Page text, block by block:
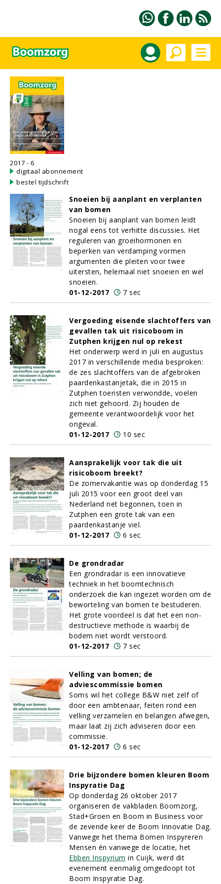
2017 - 6
digitaal abonnement
bestel tijdschrift
Snoeien bij aanplant en verplanten
van bomen
Snoeien bij aanplant van bomen leidt
nogal eens tot verhitte discussies. Het
reguleren van groeihormonen en
beperken van verdamping vormen
argumenten die pleiten voor twee
uitersten, helemaal niet snoeien en wel
snoeien.
01-12-2017
7 sec
Vergoeding eisende slachtoffers van
gevallen tak uit risicoboom in
Zutphen krijgen nul op rekest
Het onderwerp werd in juli en augustus
2017 in verschillende media besproken:
de zes slachtoffers van de afgebroken
paardenkastanjetak, die in 2015 in
Zutphen toeristen verwondde, voelen
zich niet gehoord. Zij houden de
gemeente verantwoordelijk voor het
ongeval.
01-12-2017
10 sec
Aansprakelijk voor tak die uit
risicoboom breekt?
De zomervakantie was op donderdag 15
juli 2015 voor een groot deel van
Nederland net begonnen, toen in
Zutphen een grote tak van een
paardenkastanje viel.
01-12-2017
6 sec
De grondradar
Een grondradar is een innovatieve
techniek in het boomtechnisch
onderzoek die kan ingezet worden om de
beworteling van bomen te bestuderen.
Het grote voordeel is dat het een non-
destructieve methode is waarbij de
bodem niet wordt verstoord.
01-12-2017
7 sec
Velling van bomen; de
adviescommissie bomen
Soms wil het college B&W niet zelf of
door een ambtenaar, feiten rond een
velling verzamelen en belangen afwegen,
maar laat zij zich adviseren door een
commissie.
01-12-2017
6 sec
Drie bijzondere bomen kleuren Boom
Inspyratie Dag
Op donderdag 26 oktober 2017
organiseren de vakbladen Boomzorg,
Stad+Groen en Boom in Business voor
de zevende keer de Boom Innovatie Dag.
Vanwege het thema Bomen Inspyreren
Mensen én vanwege de locatie, het
Ebben Inspyrium in Cuijk, werd dit
evenement eenmalig omgedoopt tot
Boom Inspyratie Dag.